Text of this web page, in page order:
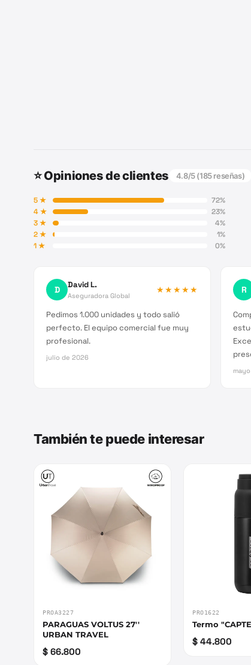
⭐ Opiniones de clientes 4.8/5 (185reseñas)
5★ 72%
4★ 23%
3★ 4%
2★ 1%
1★ 0%
D David L.
Aseguradora Global
★★★★★
Pedimos 1.000 unidades y todo salió
perfecto. El equipo comercial fue muy
profesional.
julio de 2026
R
También te puede interesar
PROA3227
PARAGUAS VOLTUS 27''
URBAN TRAVEL
$ 66.800
PRO1622
Termo
$ 44.800